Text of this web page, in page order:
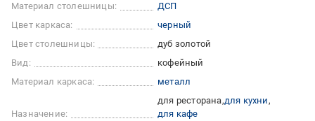
Материал столешницы:
ДСП
Цвет каркаса:
черный
Цвет столешницы:
дуб золотой
Вид:
кофейный
Материал каркаса:
металл
Назначение:
для ресторана для кухни
для кафе